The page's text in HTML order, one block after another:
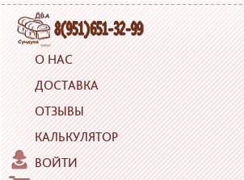
О НАС
ДОСТАВКА
ОТЗЫВЫ
КАЛЬКУЛЯТОР
ВОЙТИ